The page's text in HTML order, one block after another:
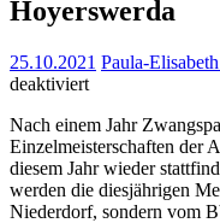
Hoyerswerda
25.10.2021 Paula-
deaktiviertfür
VICTOR-
SEM
2021
der
Aktiven
Nach einem Jahr
Einzelmeisterschaften der
diesem Jahr wieder
werden die diesjährigen
Niederdorf, sondern vom